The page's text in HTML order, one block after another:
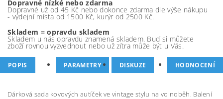
Dopravné nízké nebo zdarma
Dopravné už od 45 Kč nebo dokonce zdarma dle výše nákupu
- výdejní místa od 1500 Kč, kurýr od 2500 Kč.
Skladem = opravdu skladem
Skladem u nás opravdu znamená skladem. Buď si můžete
zboží rovnou vyzvednout nebo už zítra může být u Vás.
POPIS PARAMETRY DISKUZE HODNOCENÍ
Dárková sada kovových autíček ve vintage stylu na volnoběh. Balení